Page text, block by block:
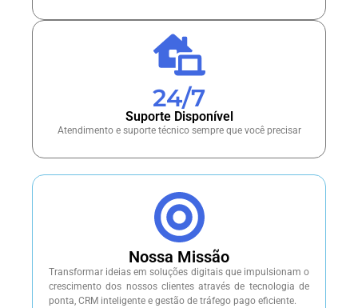
24/7
Suporte Disponível
Atendimento e suporte técnico sempre que você precisar
Nossa Missão
Transformar ideias em soluções digitais que impulsionam o
crescimento dos nossos clientes através de tecnologia de
ponta, CRM inteligente e gestão de tráfego pago eficiente.